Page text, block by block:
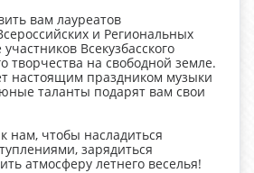
вам лауреатов
и Региональных
Всекузбасского
творчества на свободной земле.
настоящим праздником музыки
таланты подарят вам свои
нам, чтобы насладиться
зарядиться
атмосферу летнего веселья!